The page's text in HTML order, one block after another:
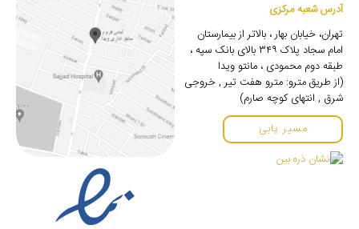
آدرس شعبه مرکزی
تهران، خیابان بهار ، بالاتر از بیمارستان
امام سجاد پلاک ۳۴۹ بالای بانک سپه ،
طبقه دوم محمودی ، مانتو ویدا
(از طریق مترو: مترو هفت تیر , خروجی
شرق , انتهای کوچه صارم)
مسیر یابی